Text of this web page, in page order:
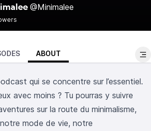
@Minimalee
ABOUT
qui se concentre sur l’essentiel.
avec moins ? Tu pourras y suivre
sur la route du minimalisme,
mode de vie, notre